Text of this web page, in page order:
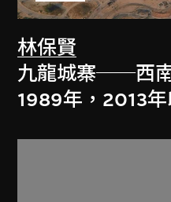
林保賢
九龍城寨──西
1989年，2013年